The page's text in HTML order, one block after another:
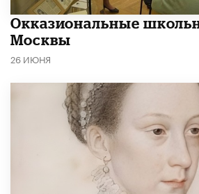
​Окказиональные
Москвы
26 ИЮНЯ